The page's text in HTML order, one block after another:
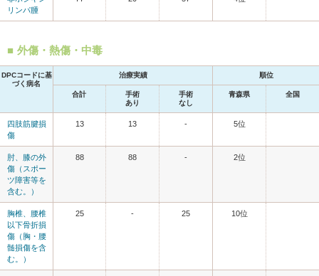
リンパ腫
外傷・熱傷・中毒
DPCコードに基
づく病名
治療実績 順位
合計
手術
あり
手術
なし
青森県 全国
四肢筋腱損
傷
13 13 - 5位
肘、膝の外
傷（スポー
ツ障害等を
含む。）
88 88 - 2位
胸椎、腰椎
以下骨折損
傷（胸・腰
髄損傷を含
む。）
25 - 25 10位